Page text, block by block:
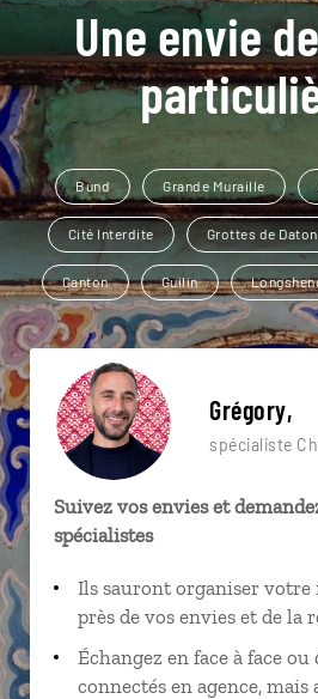
Une envie
Bund Grande Muraille
Cité Interdite Grottes de
Canton Guilin
Grégory,
spécialiste
Suivez vos envies et
spécialistes
Ils sauront organiser
près de vos envies et de la
Échangez en face à face
connectés en agence, mais